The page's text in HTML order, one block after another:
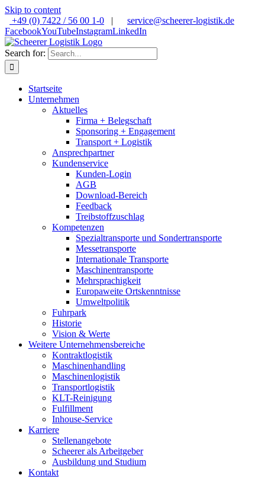
Skip to content
+49 (0) 7422 / 56 00 1-0 |
service@scheerer-logistik.de
FacebookYouTubeInstagramLinkedIn
Search for:
Startseite
Unternehmen
Aktuelles
Firma + Belegschaft
Sponsoring + Engagement
Transport + Logistik
Ansprechpartner
Kundenservice
Kunden-Login
AGB
Download-Bereich
Feedback
Treibstoffzuschlag
Kompetenzen
Spezialtransporte und Sondertransporte
Messetransporte
Internationale Transporte
Maschinentransporte
Mehrsprachigkeit
Europaweite Ortskenntnisse
Umweltpolitik
Fuhrpark
Historie
Vision & Werte
Weitere Unternehmensbereiche
Kontraktlogistik
Maschinenhandling
Maschinenlogistik
Transportlogistik
KLT-Reinigung
Fulfillment
Inhouse-Service
Karriere
Stellenangebote
Scheerer als Arbeitgeber
Ausbildung und Studium
Kontakt